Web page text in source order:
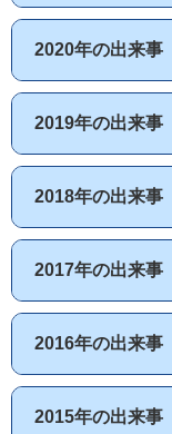
2020年の出来事
2019年の出来事
2018年の出来事
2017年の出来事
2016年の出来事
2015年の出来事